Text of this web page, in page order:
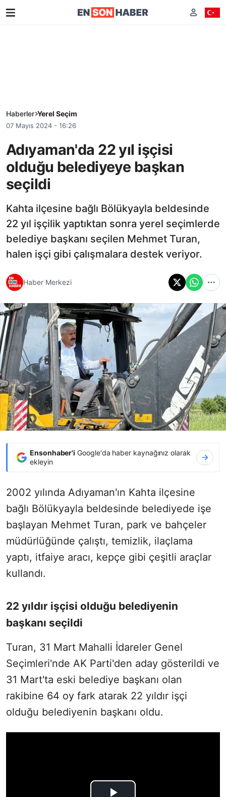
Haberler Yerel Seçim
07 Mayıs 2024 - 16:26
Adıyaman'da 22 yıl işçisi
olduğu belediyeye başkan
seçildi
Kahta ilçesine bağlı Bölükyayla beldesinde
22 yıl işçilik yaptıktan sonra yerel seçimlerde
belediye başkanı seçilen Mehmet Turan,
halen işçi gibi çalışmalara destek veriyor.
Haber Merkezi
Ensonhaber'i Google'da haber kaynağınız olarak
ekleyin
2002 yılında Adıyaman'ın Kahta ilçesine
bağlı Bölükyayla beldesinde belediyede işe
başlayan Mehmet Turan, park ve bahçeler
müdürlüğünde çalıştı, temizlik, ilaçlama
yaptı, itfaiye aracı, kepçe gibi çeşitli araçlar
kullandı.
22 yıldır işçisi olduğu belediyenin
başkanı seçildi
Turan, 31 Mart Mahalli İdareler Genel
Seçimleri'nde AK Parti'den aday gösterildi ve
31 Mart'ta eski belediye başkanı olan
rakibine 64 oy fark atarak 22 yıldır işçi
olduğu belediyenin başkanı oldu.